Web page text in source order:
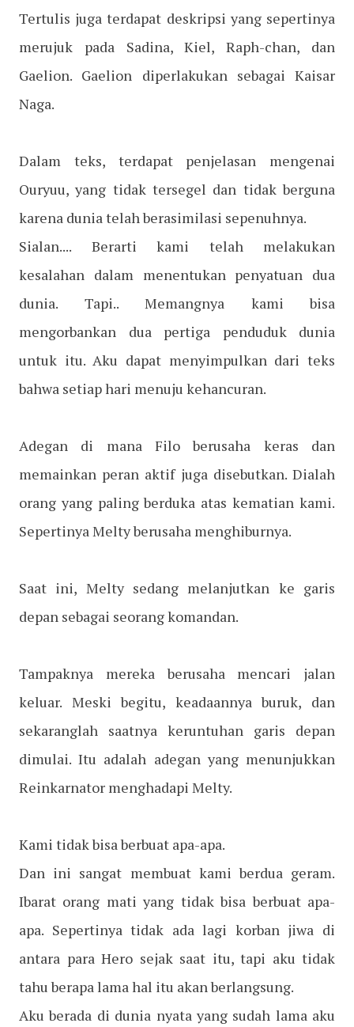
Tertulis juga terdapat deskripsi yang sepertinya
merujuk pada Sadina, Kiel, Raph-chan, dan
Gaelion. Gaelion diperlakukan sebagai Kaisar
Naga.
Dalam teks, terdapat penjelasan mengenai
Ouryuu, yang tidak tersegel dan tidak berguna
karena dunia telah berasimilasi sepenuhnya.
Sialan.... Berarti kami telah melakukan
kesalahan dalam menentukan penyatuan dua
dunia. Tapi.. Memangnya kami bisa
mengorbankan dua pertiga penduduk dunia
untuk itu. Aku dapat menyimpulkan dari teks
bahwa setiap hari menuju kehancuran.
Adegan di mana Filo berusaha keras dan
memainkan peran aktif juga disebutkan. Dialah
orang yang paling berduka atas kematian kami.
Sepertinya Melty berusaha menghiburnya.
Saat ini, Melty sedang melanjutkan ke garis
depan sebagai seorang komandan.
Tampaknya mereka berusaha mencari jalan
keluar. Meski begitu, keadaannya buruk, dan
sekaranglah saatnya keruntuhan garis depan
dimulai. Itu adalah adegan yang menunjukkan
Reinkarnator menghadapi Melty.
Kami tidak bisa berbuat apa-apa.
Dan ini sangat membuat kami berdua geram.
Ibarat orang mati yang tidak bisa berbuat apa-
apa. Sepertinya tidak ada lagi korban jiwa di
antara para Hero sejak saat itu, tapi aku tidak
tahu berapa lama hal itu akan berlangsung.
Aku berada di dunia nyata yang sudah lama aku